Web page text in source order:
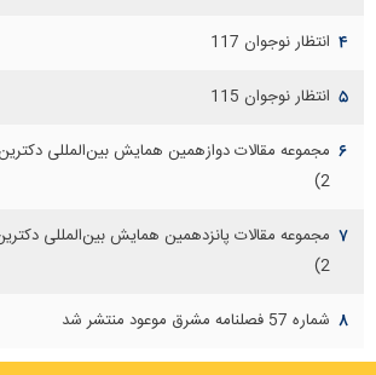
۴ انتظار نوجوان 117
۵ انتظار نوجوان 115
۶
2)
۷
2)
۸ شماره 57 فصلنامه مشرق موعود منتشر شد